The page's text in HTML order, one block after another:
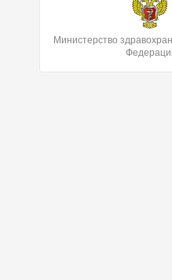
Министерство